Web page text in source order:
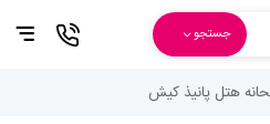
جستجو
هتل پانیذ کیش